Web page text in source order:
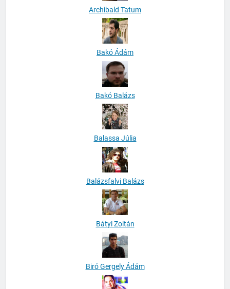
Archibald Tatum
Bakó Ádám
Bakó Balázs
Balassa Júlia
Balázsfalvi Balázs
Bátyi Zoltán
Biró Gergely Ádám